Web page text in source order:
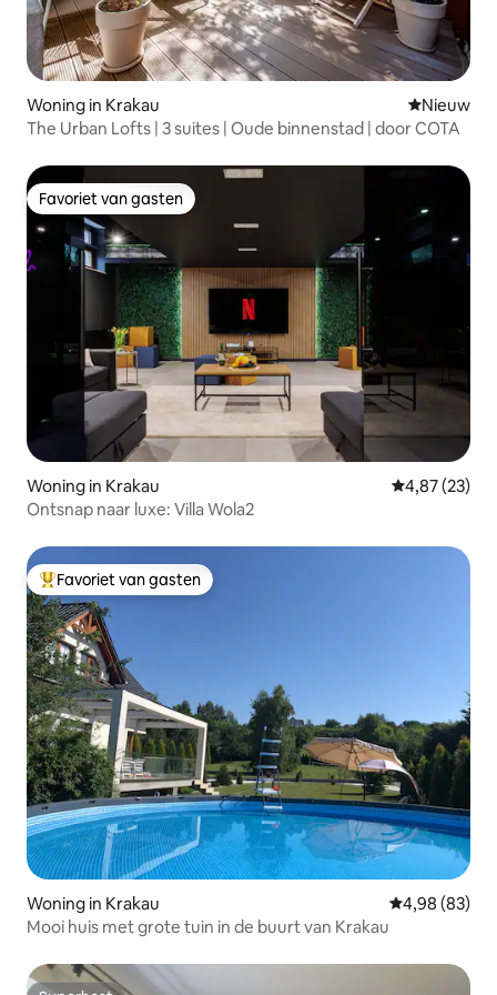
Woning in Krakau Nieuwe
Nieuw
The Urban Lofts | 3 suites | Oude binnenstad | door COTA
Favoriet van gasten
Favoriet van gasten
Woning in Krakau Gemiddelde
4,87 (23)
Ontsnap naar luxe: Villa Wola2
Topfavoriet van gasten
Favoriet van gasten
Woning in Krakau Gemiddelde
4,98 (83)
Mooi huis met grote tuin in de buurt van Krakau